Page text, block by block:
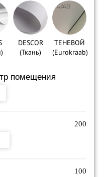
DESCOR
(Ткань)
ТЕНЕВОЙ
(Eurokraab)
помещения
200
100